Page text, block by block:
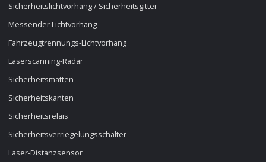
Sicherheitslichtvorhang / Sicherheitsgitter
Messender Lichtvorhang
Fahrzeugtrennungs-Lichtvorhang
Laserscanning-Radar
Sicherheitsmatten
Sicherheitskanten
Sicherheitsrelais
Sicherheitsverriegelungsschalter
Laser-Distanzsensor